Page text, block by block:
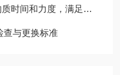
和力度，满足多样需求
查与更换标准